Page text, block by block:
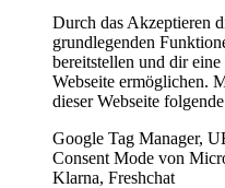
Durch das Akzeptieren
grundlegenden
bereitstellen und dir
Webseite ermöglichen.
dieser Webseite
Google Tag Manager,
Consent Mode von
Klarna, Freshchat